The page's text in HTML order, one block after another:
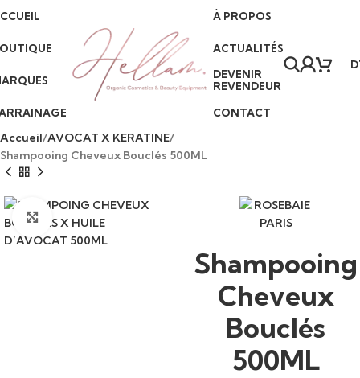
À PROPOS
ACTUALITÉS
DEVENIR
REVENDEUR
CONTACT
Accueil AVOCAT X KERATINE
Shampooing Cheveux Bouclés 500ML
Click to enlarge
Shampooing
Cheveux
Bouclés
500ML
(+216) 57 098 903 Livraison partout en Tunisie • Paiement à la livraison